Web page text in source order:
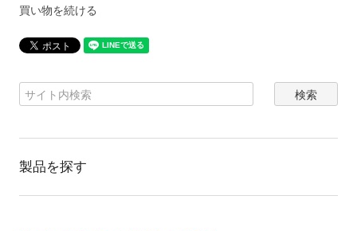
買い物を続ける
製品を探す